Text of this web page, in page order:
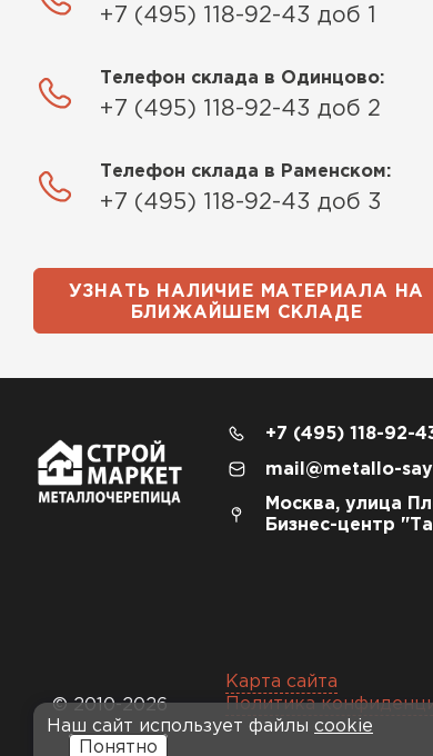
+7 (495) 118-92-43 доб 1
Телефон склада в Одинцово:
+7 (495) 118-92-43 доб 2
Телефон склада в Раменском:
+7 (495) 118-92-43 доб 3
УЗНАТЬ НАЛИЧИЕ МАТЕРИАЛА НА
БЛИЖАЙШЕМ СКЛАДЕ
© 2010-2026
+7 (495) 118-92-
mail@metallo-
Москва, улица
Бизнес-центр
Карта сайта
Политика
Наш сайт использует файлы cookie
Понятно